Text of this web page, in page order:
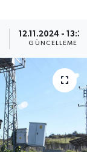
12.11.2024 - 13:32
GÜNCELLEME